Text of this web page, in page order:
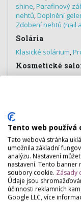
shine,Parafinový
nehtů,Doplnění
Zdobení nehtů (nail
Solária
Klasické solárium,
Kosmetické
Hodnocení
Pro přidání
Zatím zde není
Tento web používá
Tato webová stránka
umožnila základní
analýzu. Nastavení
nastavení. Tento banner
soubory cookie. Zásady
Údaje jsou
účinnosti reklamních
Google LLC, více